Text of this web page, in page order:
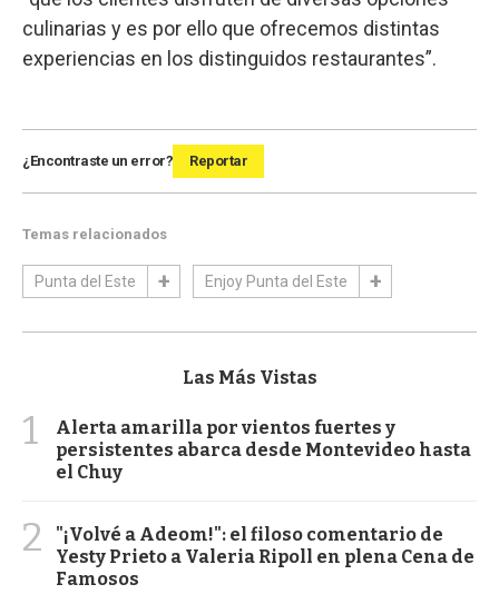
culinarias y es por ello que ofrecemos distintas
experiencias en los distinguidos restaurantes”.
¿Encontraste un error? Reportar
Temas relacionados
Punta del Este Enjoy Punta del Este
Las Más Vistas
1
Alerta amarilla por vientos fuertes y
persistentes abarca desde Montevideo hasta
el Chuy
2
"¡Volvé a Adeom!": el filoso comentario de
Yesty Prieto a Valeria Ripoll en plena Cena de
Famosos